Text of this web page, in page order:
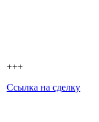
+++
Ссылка на сделку